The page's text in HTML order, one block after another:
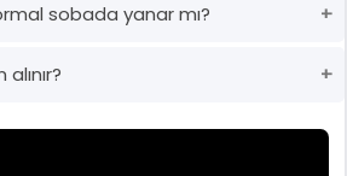
sobada yanar mı?